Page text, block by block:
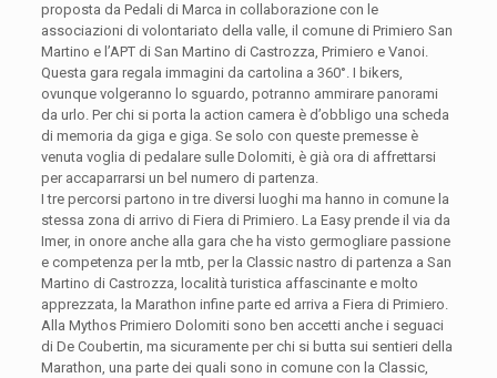
proposta da Pedali di Marca in collaborazione con le
associazioni di volontariato della valle, il comune di Primiero San
Martino e l’APT di San Martino di Castrozza, Primiero e Vanoi.
Questa gara regala immagini da cartolina a 360°. I bikers,
ovunque volgeranno lo sguardo, potranno ammirare panorami
da urlo. Per chi si porta la action camera è d’obbligo una scheda
di memoria da giga e giga. Se solo con queste premesse è
venuta voglia di pedalare sulle Dolomiti, è già ora di affrettarsi
per accaparrarsi un bel numero di partenza.
I tre percorsi partono in tre diversi luoghi ma hanno in comune la
stessa zona di arrivo di Fiera di Primiero. La Easy prende il via da
Imer, in onore anche alla gara che ha visto germogliare passione
e competenza per la mtb, per la Classic nastro di partenza a San
Martino di Castrozza, località turistica affascinante e molto
apprezzata, la Marathon infine parte ed arriva a Fiera di Primiero.
Alla Mythos Primiero Dolomiti sono ben accetti anche i seguaci
di De Coubertin, ma sicuramente per chi si butta sui sentieri della
Marathon, una parte dei quali sono in comune con la Classic,